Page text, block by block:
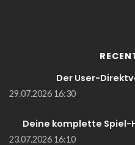
Der User-
29.07.2026 16:30
Deine komplette Spiel-
23.07.2026 16:10